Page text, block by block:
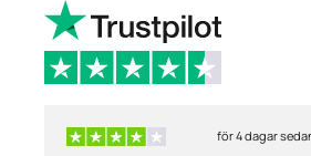
för 4 dagar